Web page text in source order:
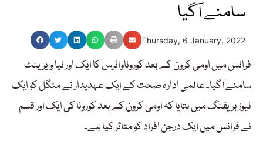
سامنے آگیا
Thursday, 6 January, 2022
فرانس میں اومی کرون کے بعد کوروناوائرس کا ایک اور نیا ویرینٹ
سامنے آگیا۔ عالمی ادارہ صحت کے ایک عہدیدار نے منگل کو ایک
نیوز بریفنگ میں بتایا کہ اومی کرون کے بعد کورونا کی ایک اور قسم
نے فرانس میں ایک درجن افراد کو متاثر کیا ہے۔